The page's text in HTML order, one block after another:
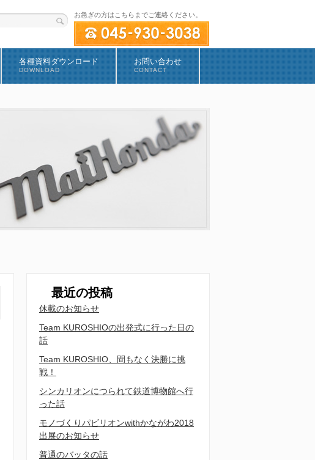
お急ぎの方はこちらまでご連絡ください。
各種資料ダウンロード
DOWNLOAD
お問い合わせ
CONTACT
最近の投稿
休載のお知らせ
Team KUROSHIOの出発式に行った日の
話
Team KUROSHIO、間もなく決勝に挑
戦！
シンカリオンにつられて鉄道博物館へ行
った話
モノづくりパビリオンwithかながわ2018
出展のお知らせ
普通のバッタの話